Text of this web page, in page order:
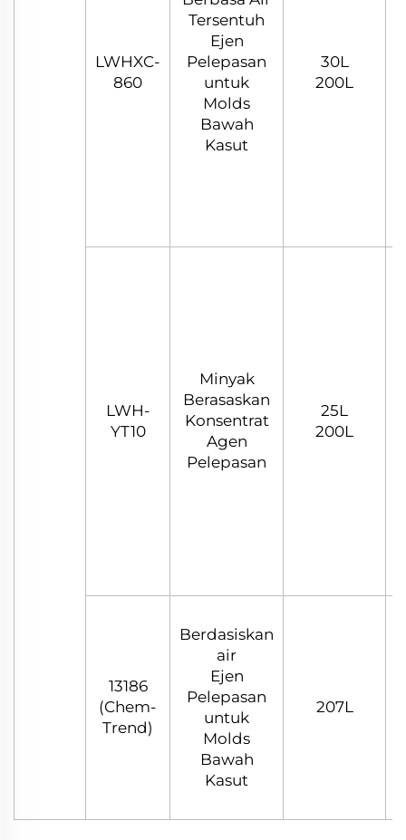
LWHXC-
860
Tersentuh
Ejen
Pelepasan
untuk
Molds
Bawah
Kasut
30L
200L
LWH-
YT10
Minyak
Berasaskan
Konsentrat
Agen
Pelepasan
25L
200L
13186
(Chem-
Trend)
Berdasiskan
air
Ejen
Pelepasan
untuk
Molds
Bawah
Kasut
207L